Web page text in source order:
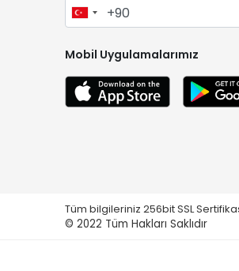
Mobil Uygulamalarımız
Tüm bilgileriniz 256bit SSL
© 2022 Tüm Hakları Saklıdır